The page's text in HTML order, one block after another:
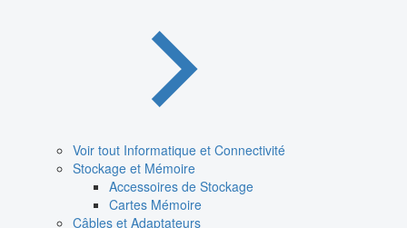
Voir tout Informatique et Connectivité
Stockage et Mémoire
Accessoires de Stockage
Cartes Mémoire
Câbles et Adaptateurs